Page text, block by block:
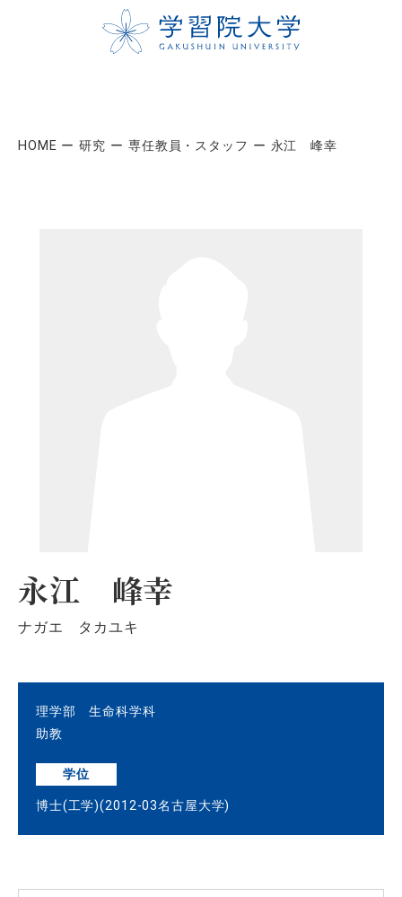
HOME 研究 専任教員・スタッフ 永江 峰幸
永江 峰幸
ナガエ タカユキ
理学部 生命科学科
助教
学位
博士(工学)(2012-03名古屋大学)